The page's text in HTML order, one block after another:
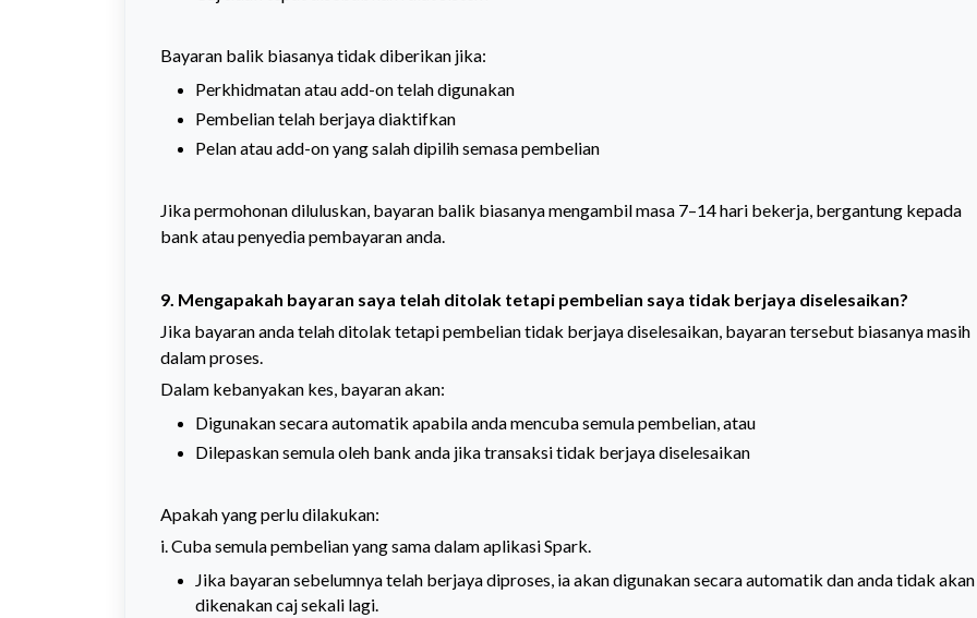
Bayaran balik biasanya tidak diberikan jika:
Perkhidmatan atau add-on telah digunakan
Pembelian telah berjaya diaktifkan
Pelan atau add-on yang salah dipilih semasa pembelian
Jika permohonan diluluskan, bayaran balik biasanya mengambil masa 7–14 hari bekerja, bergantung kepada
bank atau penyedia pembayaran anda.
9. Mengapakah bayaran saya telah ditolak tetapi pembelian saya tidak berjaya diselesaikan?
Jika bayaran anda telah ditolak tetapi pembelian tidak berjaya diselesaikan, bayaran tersebut biasanya masih
dalam proses.
Dalam kebanyakan kes, bayaran akan:
Digunakan secara automatik apabila anda mencuba semula pembelian, atau
Dilepaskan semula oleh bank anda jika transaksi tidak berjaya diselesaikan
Apakah yang perlu dilakukan:
i. Cuba semula pembelian yang sama dalam aplikasi Spark.
Jika bayaran sebelumnya telah berjaya diproses, ia akan digunakan secara automatik dan anda tidak akan
dikenakan caj sekali lagi.